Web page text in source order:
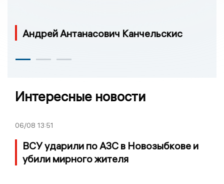
Андрей Антанасович Канчельскис
Интересные новости
06/08 13:51
ВСУ ударили по АЗС в Новозыбкове и
убили мирного жителя